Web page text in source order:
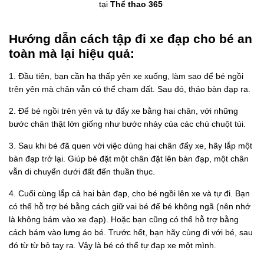
tại Thể thao 365
Hướng dẫn cách tập đi xe đạp cho bé an
toàn mà lại hiệu quả:
1. Đầu tiên, bạn cần hạ thấp yên xe xuống, làm sao để bé ngồi
trên yên mà chân vẫn có thể chạm đất. Sau đó, tháo bàn đạp ra.
2. Để bé ngồi trên yên và tự đẩy xe bằng hai chân, với những
bước chân thật lớn giống như bước nhảy của các chú chuột túi.
3. Sau khi bé đã quen với việc dùng hai chân đẩy xe, hãy lắp một
bàn đạp trở lại. Giúp bé đặt một chân đặt lên bàn đạp, một chân
vẫn di chuyển dưới đất đến thuần thục.
4. Cuối cùng lắp cả hai bàn đạp, cho bé ngồi lên xe và tự đi. Bạn
có thể hỗ trợ bé bằng cách giữ vai bé để bé không ngã (nên nhớ
là không bám vào xe đạp). Hoặc bạn cũng có thể hỗ trợ bằng
cách bám vào lưng áo bé. Trước hết, bạn hãy cùng đi với bé, sau
đó từ từ bỏ tay ra. Vậy là bé có thể tự đạp xe một mình.